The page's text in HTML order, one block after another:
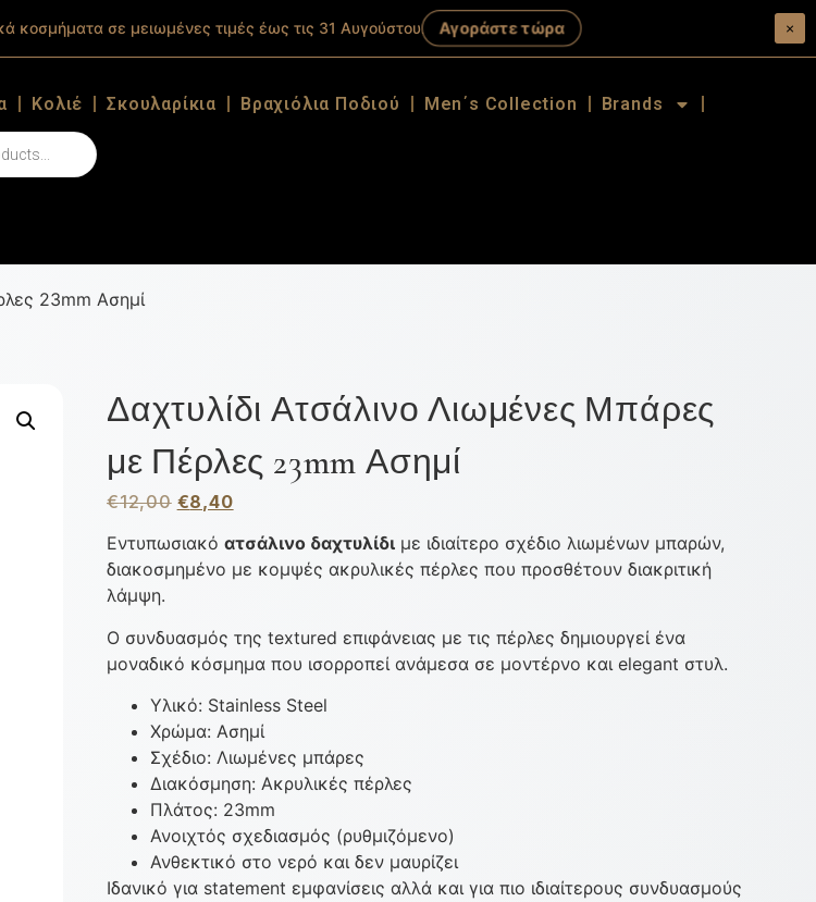
κοσμήματα σε μειωμένες τιμές έως τις 31 Αυγούστου. Αγοράστε τώρα ×
Κολιέ Σκουλαρίκια Βραχιόλια Ποδιού Men΄s Collection Brands
23mm Ασημί
Δαχτυλίδι Ατσάλινο Λιωμένες Μπάρες
με Πέρλες 23mm Ασημί
€12,00 €8,40
Εντυπωσιακό ατσάλινο δαχτυλίδιμε ιδιαίτερο σχέδιο λιωμένων μπαρών,
διακοσμημένο με κομψές ακρυλικές πέρλες που προσθέτουν διακριτική
λάμψη.
Ο συνδυασμός της textured επιφάνειας με τις πέρλες δημιουργεί ένα
μοναδικό κόσμημα που ισορροπεί ανάμεσα σε μοντέρνο και elegant στυλ.
Υλικό: Stainless Steel
Χρώμα: Ασημί
Σχέδιο: Λιωμένες μπάρες
Διακόσμηση: Ακρυλικές πέρλες
Πλάτος: 23mm
Ανοιχτός σχεδιασμός (ρυθμιζόμενο)
Ανθεκτικό στο νερό και δεν μαυρίζει
Ιδανικό για statement εμφανίσεις αλλά και για πιο ιδιαίτερους συνδυασμούς